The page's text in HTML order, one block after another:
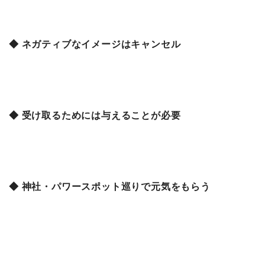
◆ ネガティブなイメージはキャンセル
◆ 受け取るためには与えることが必要
◆ 神社・パワースポット巡りで元気をもらう